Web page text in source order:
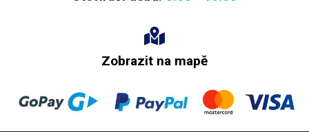
Zobrazit na mapě